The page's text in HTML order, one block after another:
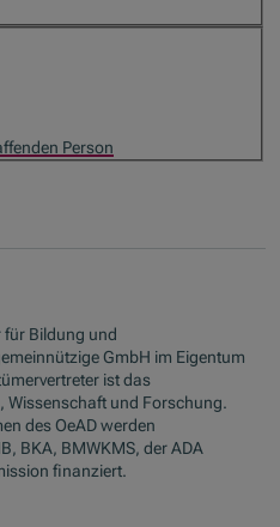
Person
für Bildung und
GmbH im Eigentum
ist das
Wissenschaft und Forschung.
des OeAD werden
BKA, BMWKMS, der ADA
finanziert.